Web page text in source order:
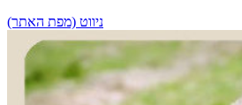
ניווט (מפת האתר)